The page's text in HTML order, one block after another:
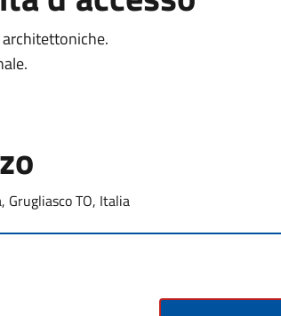
Grugliasco TO, Italia